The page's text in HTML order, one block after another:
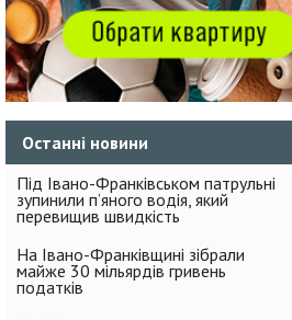
Останні новини
Під Івано-Франківськом патрульні
зупинили п’яного водія, який
перевищив швидкість
На Івано-Франківщині зібрали
майже 30 мільярдів гривень
податків